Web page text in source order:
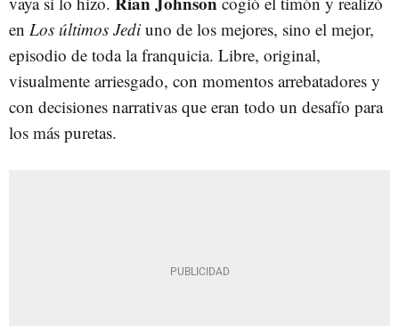
en Los últimos Jedi uno de los mejores, sino el mejor,
episodio de toda la franquicia. Libre, original,
visualmente arriesgado, con momentos arrebatadores y
con decisiones narrativas que eran todo un desafío para
los más puretas.